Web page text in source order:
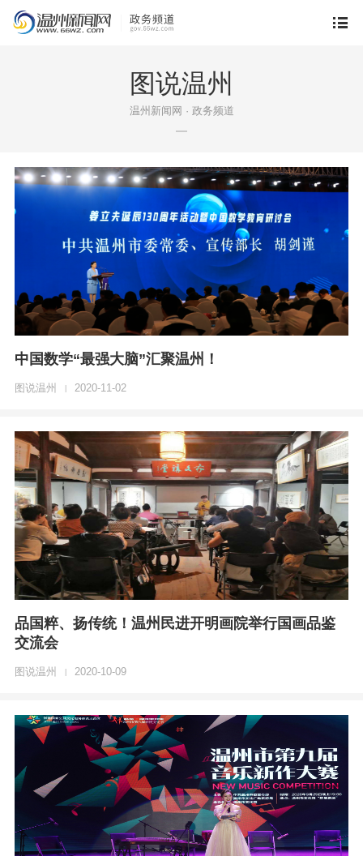
图说温州
温州新闻网 · 政务频道
中国数学“最强大脑”汇聚温州！
图说温州 2020-11-02
品国粹、扬传统！温州民进开明画院举行国画品鉴
交流会
图说温州 2020-10-09